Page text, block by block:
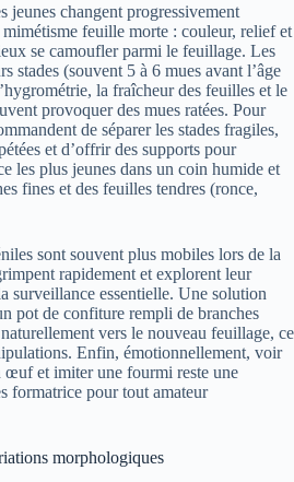
jeunes changent progressivement
feuille morte : couleur, relief et
se camoufler parmi le feuillage. Les
stades (souvent 5 à 6 mues avant l’âge
la fraîcheur des feuilles et le
provoquer des mues ratées. Pour
de séparer les stades fragiles,
et d’offrir des supports pour
les plus jeunes dans un coin humide et
fines et des feuilles tendres (ronce,
sont souvent plus mobiles lors de la
rapidement et explorent leur
surveillance essentielle. Une solution
pot de confiture rempli de branches
vers le nouveau feuillage, ce
Enfin, émotionnellement, voir
œuf et imiter une fourmi reste une
formatrice pour tout amateur
morphologiques